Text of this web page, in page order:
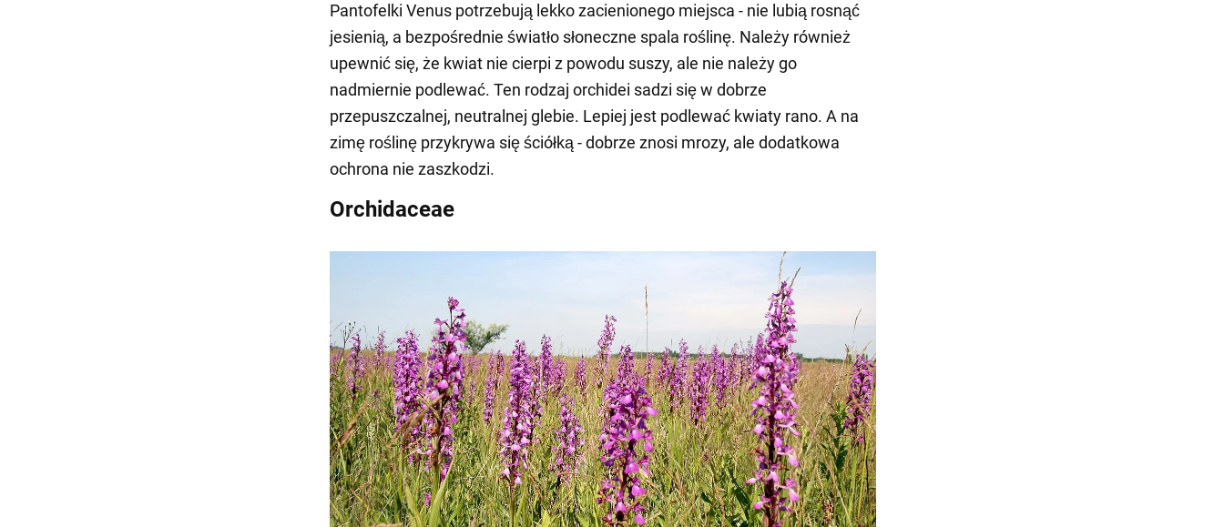
Pantofelki Venus potrzebują lekko zacienionego miejsca - nie lubią rosnąć
jesienią, a bezpośrednie światło słoneczne spala roślinę. Należy również
upewnić się, że kwiat nie cierpi z powodu suszy, ale nie należy go
nadmiernie podlewać. Ten rodzaj orchidei sadzi się w dobrze
przepuszczalnej, neutralnej glebie. Lepiej jest podlewać kwiaty rano. A na
zimę roślinę przykrywa się ściółką - dobrze znosi mrozy, ale dodatkowa
ochrona nie zaszkodzi.
Orchidaceae